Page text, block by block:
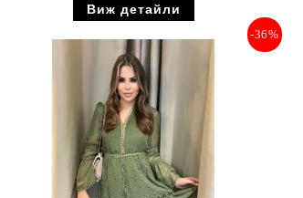
Виж детайли
-36%